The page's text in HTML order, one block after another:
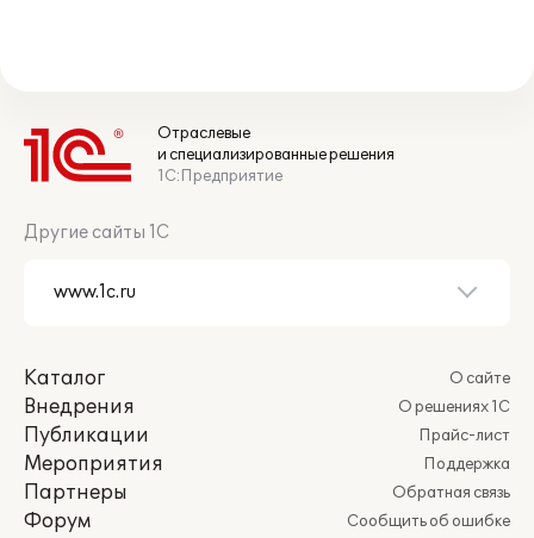
Отраслевые
и специализированные решения
1С:Предприятие
Другие сайты 1С
Каталог
Внедрения
Публикации
Мероприятия
Партнеры
Форум
О сайте
О решениях 1С
Прайс-лист
Поддержка
Обратная связь
Сообщить об ошибке